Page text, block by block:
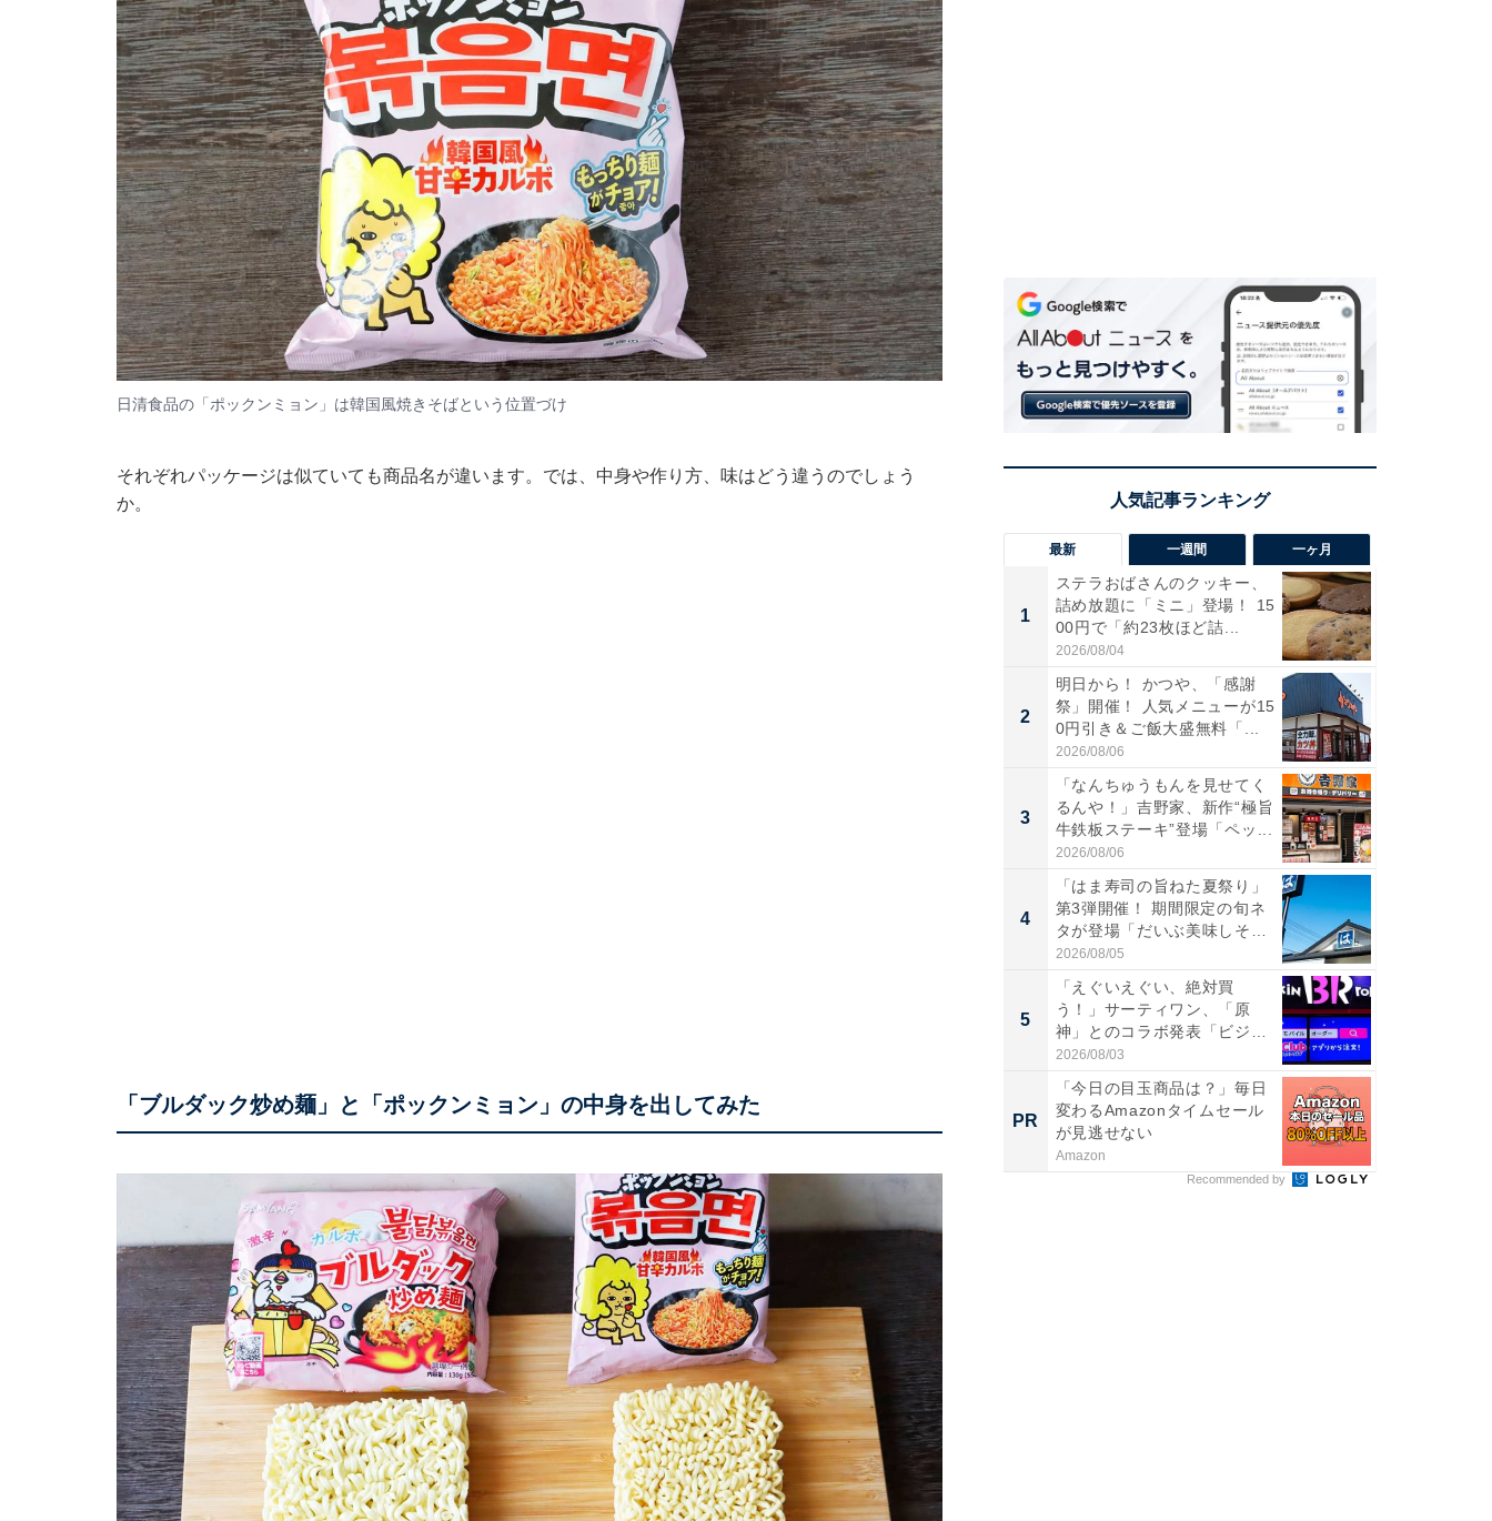
日清食品の「ポックンミョン」は韓国風焼きそばという位置づけ
それぞれパッケージは似ていても商品名が違います。では、中身や作り方、味はどう違うのでしょう
か。
「ブルダック炒め麺」と「ポックンミョン」の中身を出してみた
最新 一週間 一ヶ月
1
ステラおばさんのクッキー、
詰め放題に「ミニ」登場！ 15
00円で「約23枚ほど詰...
2026/08/04
2
明日から！ かつや、「感謝
祭」開催！ 人気メニューが15
0円引き＆ご飯大盛無料「...
2026/08/06
3
「なんちゅうもんを見せてく
るんや！」吉野家、新作“極旨
牛鉄板ステーキ”登場「ペッ...
2026/08/06
4
「はま寿司の旨ねた夏祭り」
第3弾開催！ 期間限定の旬ネ
タが登場「だいぶ美味しそ
う...
2026/08/05
5
「えぐいえぐい、絶対買
う！」サーティワン、「原
神」とのコラボ発表「ビジュ
が神」「...
2026/08/03
PR
「今日の目玉商品は？」毎日
変わるAmazonタイムセール
が見逃せない
Amazon
Recommended by